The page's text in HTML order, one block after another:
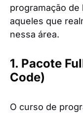
programação de
aqueles que
nessa área.
1. Pacote
Code)
O curso de